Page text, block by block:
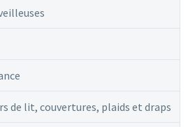
de lit, couvertures, plaids et draps